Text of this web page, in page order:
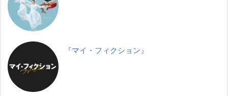
『マイ・フィクション』